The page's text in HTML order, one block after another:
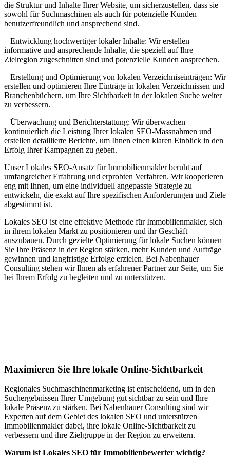
die Struktur und Inhalte Ihrer Website, um sicherzustellen, dass sie
sowohl für Suchmaschinen als auch für potenzielle Kunden
benutzerfreundlich und ansprechend sind.
– Entwicklung hochwertiger lokaler Inhalte: Wir erstellen
informative und ansprechende Inhalte, die speziell auf Ihre
Zielregion zugeschnitten sind und potenzielle Kunden ansprechen.
– Erstellung und Optimierung von lokalen Verzeichniseinträgen: Wir
erstellen und optimieren Ihre Einträge in lokalen Verzeichnissen und
Branchenbüchern, um Ihre Sichtbarkeit in der lokalen Suche weiter
zu verbessern.
– Überwachung und Berichterstattung: Wir überwachen
kontinuierlich die Leistung Ihrer lokalen SEO-Massnahmen und
erstellen detaillierte Berichte, um Ihnen einen klaren Einblick in den
Erfolg Ihrer Kampagnen zu geben.
Unser Lokales SEO-Ansatz für Immobilienmakler beruht auf
umfangreicher Erfahrung und erprobten Verfahren. Wir kooperieren
eng mit Ihnen, um eine individuell angepasste Strategie zu
entwickeln, die exakt auf Ihre spezifischen Anforderungen und Ziele
abgestimmt ist.
Lokales SEO ist eine effektive Methode für Immobilienmakler, sich
in ihrem lokalen Markt zu positionieren und ihr Geschäft
auszubauen. Durch gezielte Optimierung für lokale Suchen können
Sie Ihre Präsenz in der Region stärken, mehr Kunden und Aufträge
gewinnen und langfristige Erfolge erzielen. Bei Nabenhauer
Consulting stehen wir Ihnen als erfahrener Partner zur Seite, um Sie
bei Ihrem Erfolg zu begleiten und zu unterstützen.
Maximieren Sie Ihre lokale Online-Sichtbarkeit
Regionales Suchmaschinenmarketing ist entscheidend, um in den
Suchergebnissen Ihrer Umgebung gut sichtbar zu sein und Ihre
lokale Präsenz zu stärken. Bei Nabenhauer Consulting sind wir
Experten auf dem Gebiet des lokalen SEO und unterstützen
Immobilienmakler dabei, ihre lokale Online-Sichtbarkeit zu
verbessern und ihre Zielgruppe in der Region zu erweitern.
Warum ist Lokales SEO für Immobilienbewerter wichtig?